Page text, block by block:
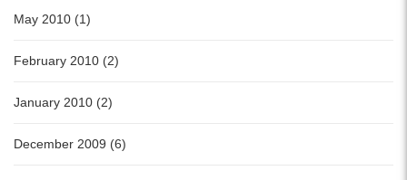
May 2010 (1)
February 2010 (2)
January 2010 (2)
December 2009 (6)